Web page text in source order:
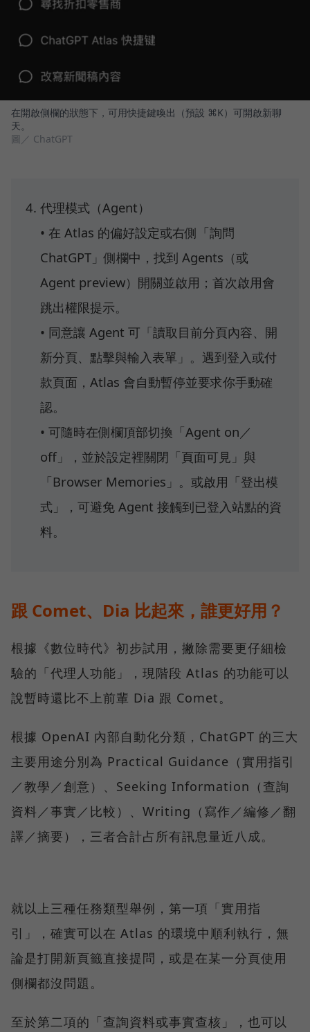
在開啟側欄的狀態下，可用快捷鍵喚出（預設 ⌘K）可開啟新聊
天。
圖／ ChatGPT
代理模式（Agent）
• 在 Atlas 的偏好設定或右側「詢問
ChatGPT」側欄中，找到 Agents（或
Agent preview）開關並啟用；首次啟用會
跳出權限提示。
• 同意讓 Agent 可「讀取目前分頁內容、開
新分頁、點擊與輸入表單」。遇到登入或付
款頁面，Atlas 會自動暫停並要求你手動確
認。
• 可隨時在側欄頂部切換「Agent on／
off」，並於設定裡關閉「頁面可見」與
「Browser Memories」。或啟用「登出模
式」，可避免 Agent 接觸到已登入站點的資
料。
跟 Comet、Dia 比起來，誰更好用？
根據《數位時代》初步試用，撇除需要更仔細檢
驗的「代理人功能」，現階段 Atlas 的功能可以
說暫時還比不上前輩 Dia 跟 Comet。
根據 OpenAI 內部自動化分類，ChatGPT 的三大
主要用途分別為 Practical Guidance（實用指引
／教學／創意）、Seeking Information（查詢
資料／事實／比較）、Writing（寫作／編修／翻
譯／摘要），三者合計占所有訊息量近八成。
就以上三種任務類型舉例，第一項「實用指
引」，確實可以在 Atlas 的環境中順利執行，無
論是打開新頁籤直接提問，或是在某一分頁使用
側欄都沒問題。
至於第二項的「查詢資料或事實查核」，也可以